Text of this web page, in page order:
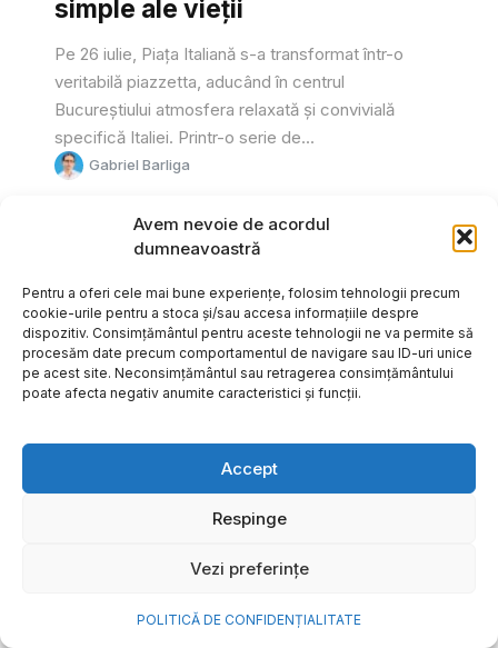
Avem nevoie de acordul
dumneavoastră
Pentru a oferi cele mai bune experiențe, folosim tehnologii precum
cookie-urile pentru a stoca și/sau accesa informațiile despre
dispozitiv. Consimțământul pentru aceste tehnologii ne va permite să
procesăm date precum comportamentul de navigare sau ID-uri unice
pe acest site. Neconsimțământul sau retragerea consimțământului
poate afecta negativ anumite caracteristici și funcții.
Accept
Respinge
Vezi preferințe
POLITICĂ DE CONFIDENȚIALITATE
simple ale vieții
Pe 26 iulie, Piața Italiană s-a transformat într-o
veritabilă piazzetta, aducând în centrul
Bucureștiului atmosfera relaxată și convivială
specifică Italiei. Printr-o serie de...
Gabriel Barliga
frumoase amintiri ale verii într-
o bijuterie Pandora pe care o